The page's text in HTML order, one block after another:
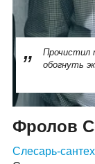
Прочистил
обогнуть
Фролов
Слесарь-